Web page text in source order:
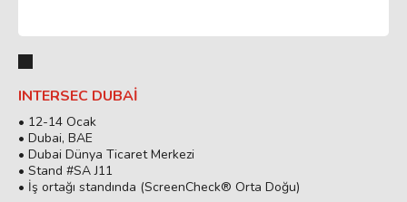
INTERSEC DUBAI
• 12-14 Ocak
• Dubai, BAE
• Dubai Dünya Ticaret Merkezi
• Stand #SA J11
• İş ortağı standında (ScreenCheck® Orta Doğu)